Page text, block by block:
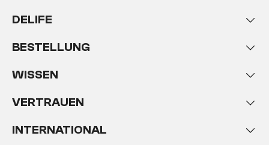
DELIFE
BESTELLUNG
WISSEN
VERTRAUEN
INTERNATIONAL